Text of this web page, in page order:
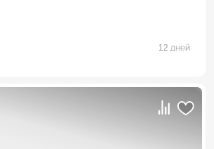
12 дней